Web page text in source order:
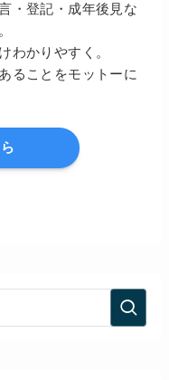
・登記・成年後見な
わかりやすく。
ることをモットーに